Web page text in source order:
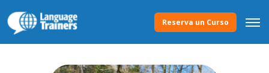
Reserva un Curso